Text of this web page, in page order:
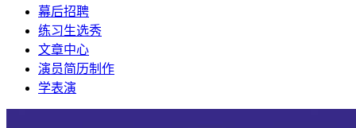
​幕后招聘
​练习生选秀
文章中心
演员简历制作
学表演